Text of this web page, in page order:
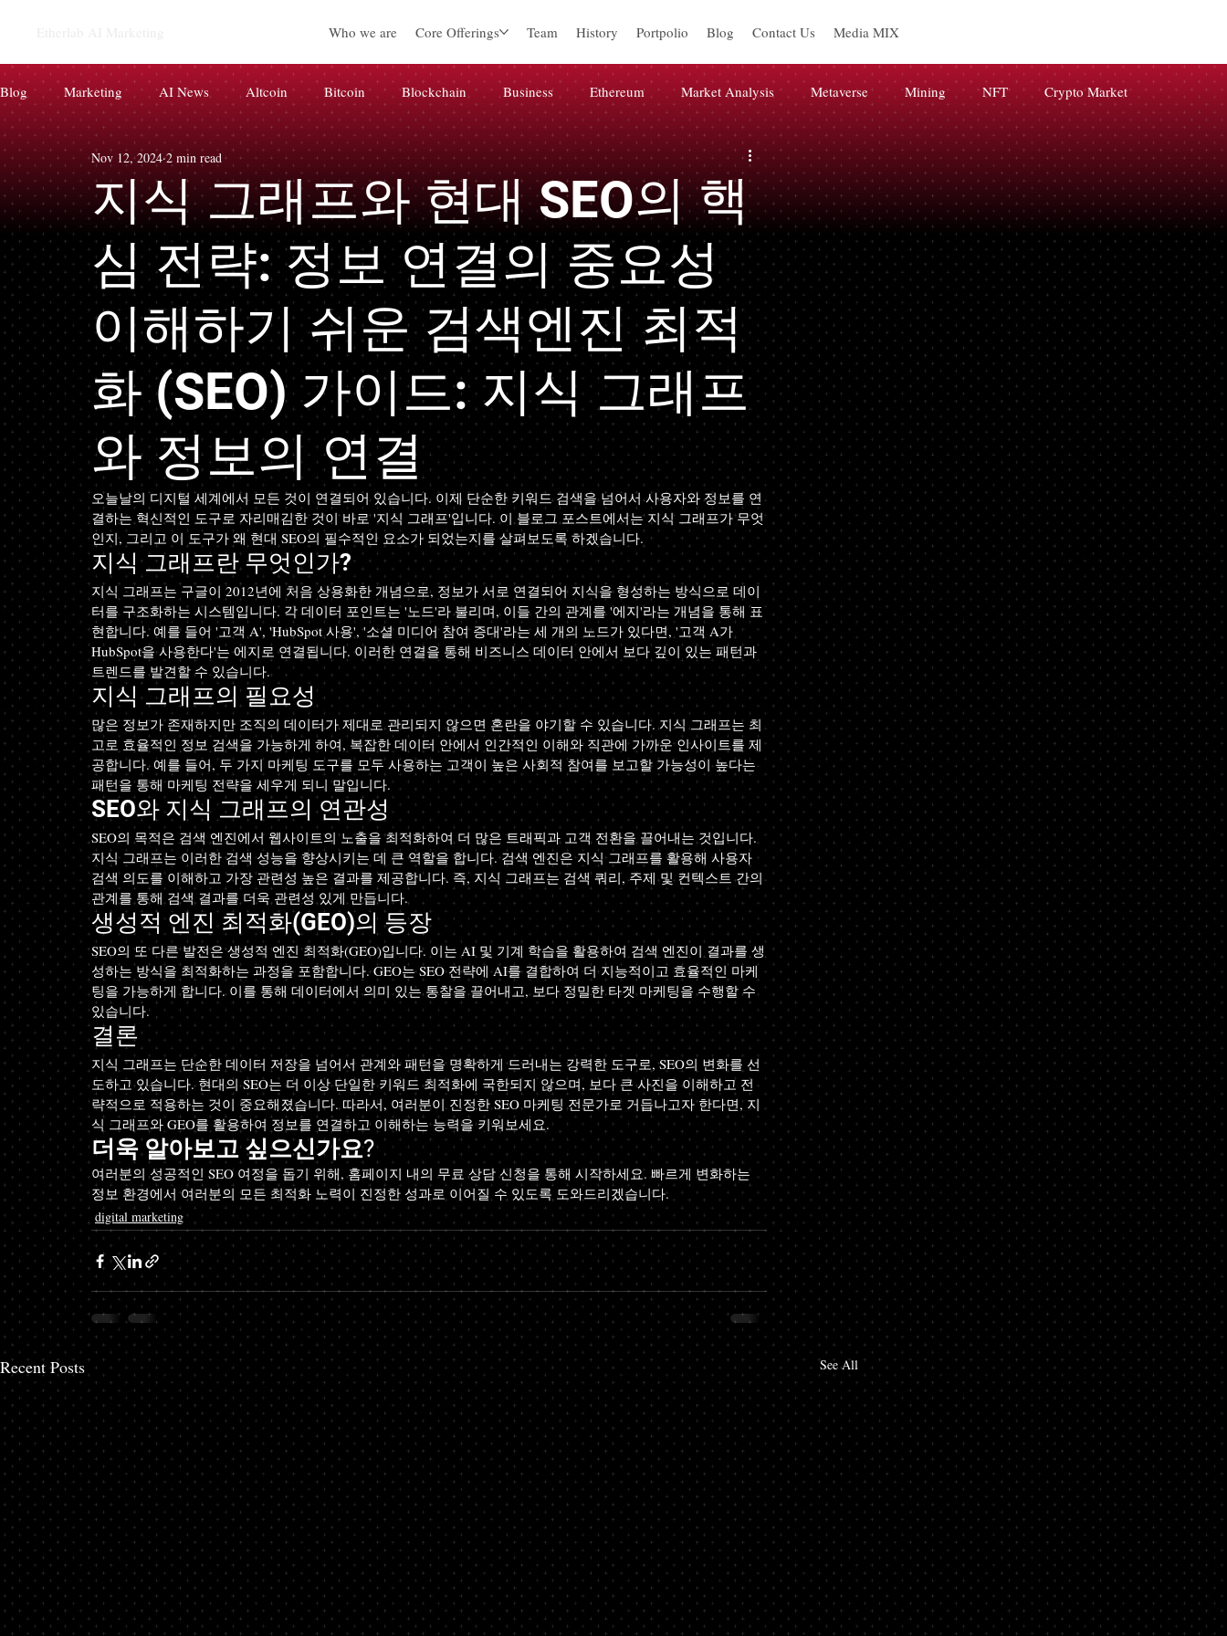
Who we are Core Offerings Team History Portpolio Blog Contact Us Media MIX
Blog Marketing AI News Altcoin Bitcoin Blockchain Business Ethereum Market Analysis Metaverse Mining NFT Crypto Market
CryptoCurrency Paid News AI BRAND digital marketing 미분류 Web3 Blockchain Press releases BRAND AI digital marketing Web3
코인 마케팅 AIEO AI 마케팅
지식 그래프와 현대 SEO의 핵
심 전략: 정보 연결의 중요성
Nov 12, 2024 2 min read
이해하기 쉬운 검색엔진 최적
화 (SEO) 가이드: 지식 그래프
와 정보의 연결
오늘날의 디지털 세계에서 모든 것이 연결되어 있습니다. 이제 단순한 키워드 검색을 넘어서 사용자와 정보를 연
결하는 혁신적인 도구로 자리매김한 것이 바로 '지식 그래프'입니다. 이 블로그 포스트에서는 지식 그래프가 무엇
인지, 그리고 이 도구가 왜 현대 SEO의 필수적인 요소가 되었는지를 살펴보도록 하겠습니다.
지식 그래프란 무엇인가?
지식 그래프는 구글이 2012년에 처음 상용화한 개념으로, 정보가 서로 연결되어 지식을 형성하는 방식으로 데이
터를 구조화하는 시스템입니다. 각 데이터 포인트는 '노드'라 불리며, 이들 간의 관계를 '에지'라는 개념을 통해 표
현합니다. 예를 들어 '고객 A', 'HubSpot 사용', '소셜 미디어 참여 증대'라는 세 개의 노드가 있다면, '고객 A가
HubSpot을 사용한다'는 에지로 연결됩니다. 이러한 연결을 통해 비즈니스 데이터 안에서 보다 깊이 있는 패턴과
트렌드를 발견할 수 있습니다.
지식 그래프의 필요성
많은 정보가 존재하지만 조직의 데이터가 제대로 관리되지 않으면 혼란을 야기할 수 있습니다. 지식 그래프는 최
고로 효율적인 정보 검색을 가능하게 하여, 복잡한 데이터 안에서 인간적인 이해와 직관에 가까운 인사이트를 제
공합니다. 예를 들어, 두 가지 마케팅 도구를 모두 사용하는 고객이 높은 사회적 참여를 보고할 가능성이 높다는
패턴을 통해 마케팅 전략을 세우게 되니 말입니다.
SEO와 지식 그래프의 연관성
SEO의 목적은 검색 엔진에서 웹사이트의 노출을 최적화하여 더 많은 트래픽과 고객 전환을 끌어내는 것입니다.
지식 그래프는 이러한 검색 성능을 향상시키는 데 큰 역할을 합니다. 검색 엔진은 지식 그래프를 활용해 사용자
검색 의도를 이해하고 가장 관련성 높은 결과를 제공합니다. 즉, 지식 그래프는 검색 쿼리, 주제 및 컨텍스트 간의
관계를 통해 검색 결과를 더욱 관련성 있게 만듭니다.
생성적 엔진 최적화(GEO)의 등장
SEO의 또 다른 발전은 생성적 엔진 최적화(GEO)입니다. 이는 AI 및 기계 학습을 활용하여 검색 엔진이 결과를 생
성하는 방식을 최적화하는 과정을 포함합니다. GEO는 SEO 전략에 AI를 결합하여 더 지능적이고 효율적인 마케
팅을 가능하게 합니다. 이를 통해 데이터에서 의미 있는 통찰을 끌어내고, 보다 정밀한 타겟 마케팅을 수행할 수
있습니다.
결론
지식 그래프는 단순한 데이터 저장을 넘어서 관계와 패턴을 명확하게 드러내는 강력한 도구로, SEO의 변화를 선
도하고 있습니다. 현대의 SEO는 더 이상 단일한 키워드 최적화에 국한되지 않으며, 보다 큰 사진을 이해하고 전
략적으로 적용하는 것이 중요해졌습니다. 따라서, 여러분이 진정한 SEO 마케팅 전문가로 거듭나고자 한다면, 지
식 그래프와 GEO를 활용하여 정보를 연결하고 이해하는 능력을 키워보세요.
더욱 알아보고 싶으신가요?
여러분의 성공적인 SEO 여정을 돕기 위해, 홈페이지 내의 무료 상담 신청을 통해 시작하세요. 빠르게 변화하는
정보 환경에서 여러분의 모든 최적화 노력이 진정한 성과로 이어질 수 있도록 도와드리겠습니다.
digital marketing
Recent Posts See All